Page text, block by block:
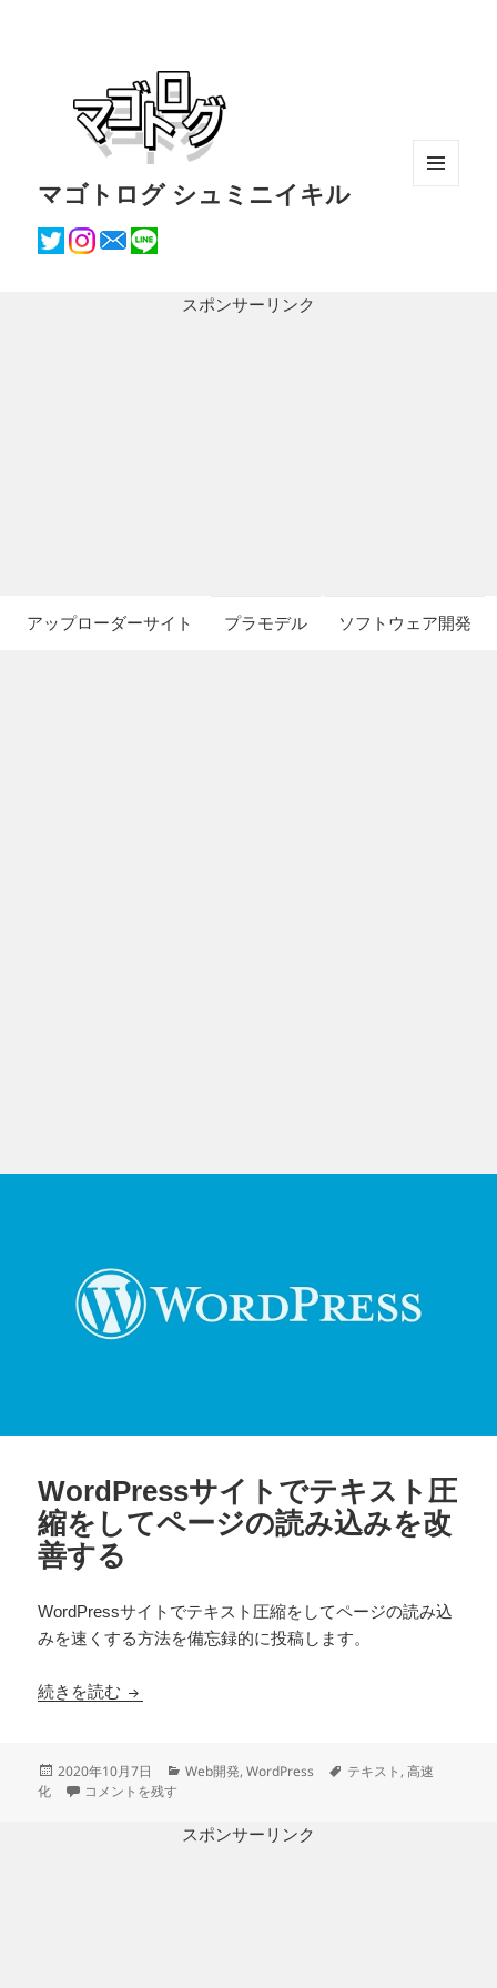
マゴトログ シュミニイキル
スポンサーリンク
アップローダーサイト プラモデル ソフトウェア開発
WordPressサイトでテキスト圧
縮をしてページの読み込みを改
善する
WordPressサイトでテキスト圧縮をしてページの読み込
みを速くする方法を備忘録的に投稿します。
続きを読む WordPressサイトでテキスト圧縮をしてページ
投
稿
2020年10月7日
カ
リ
Web開発,WordPress
タ
テキスト ,高速
化
WordPressサイトでテキスト圧縮をしてページの読み込みを改善す
コメントを残す
スポンサーリンク